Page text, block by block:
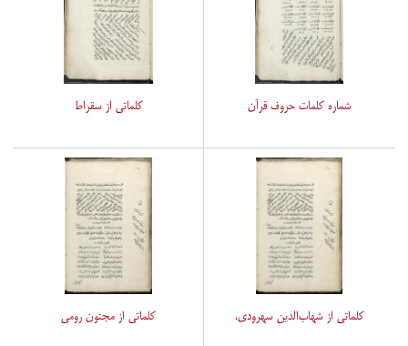
شماره کلمات حروف قرآن کلماتی از سقراط
کلماتی از شهاب‌الدین سهرودی، کلماتی از مجنون رومی